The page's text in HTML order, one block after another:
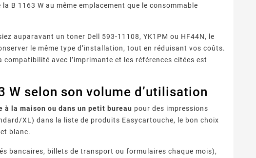
B 1163 W au même emplacement que le consommable
auparavant un toner Dell 593-11108, YK1PM ou HF44N, le
le même type d’installation, tout en réduisant vos coûts.
avec l’imprimante et les références citées est
W selon son volume d’utilisation
la maison ou dans un petit bureau pour des impressions
XL) dans la liste de produits Easycartouche, le bon choix
blanc.
bancaires, billets de transport ou formulaires chaque mois),